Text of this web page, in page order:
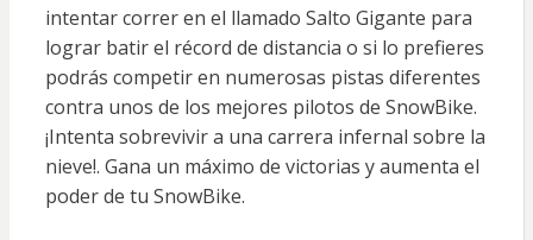
intentar correr en el llamado Salto Gigante para
lograr batir el récord de distancia o si lo prefieres
podrás competir en numerosas pistas diferentes
contra unos de los mejores pilotos de SnowBike.
¡Intenta sobrevivir a una carrera infernal sobre la
nieve!. Gana un máximo de victorias y aumenta el
poder de tu SnowBike.